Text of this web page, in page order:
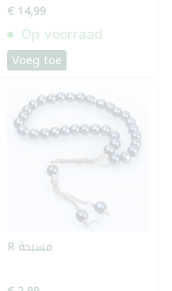
€ 14,99
Op voorraad
Voeg toe
R مسبحة